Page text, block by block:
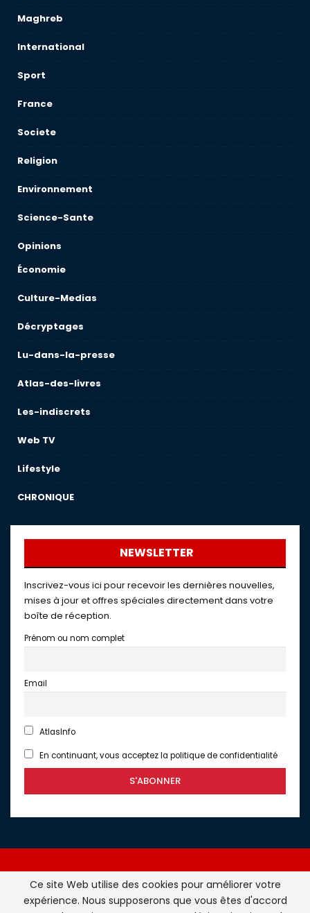
Maghreb
International
Sport
France
Societe
Religion
Environnement
Science-Sante
Opinions
Économie
Culture-Medias
Décryptages
Lu-dans-la-presse
Atlas-des-livres
Les-indiscrets
Web TV
Lifestyle
CHRONIQUE
NEWSLETTER
Inscrivez-vous ici pour recevoir les dernières nouvelles,
mises à jour et offres spéciales directement dans votre
boîte de réception.
Prénom ou nom complet
Email
AtlasInfo
En continuant, vous acceptez la politique de confidentialité
Atlasinfo.fr : l'essentiel de l'actualité de la France et du
Ce site Web utilise des cookies pour améliorer votre
expérience. Nous supposerons que vous êtes d'accord